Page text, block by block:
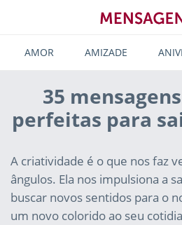
AMOR AMIZADE
35
perfeitas para
A criatividade é o que nos faz
ângulos. Ela nos impulsiona a
buscar novos sentidos para o
um novo colorido ao seu